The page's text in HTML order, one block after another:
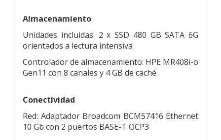
Almacenamiento
Unidades incluidas: 2 x SSD 480 GB SATA 6G
orientados a lectura intensiva
Controlador de almacenamiento: HPE MR408i-o
Gen11 con 8 canales y 4 GB de caché
Conectividad
Red: Adaptador Broadcom BCM57416 Ethernet
10 Gb con 2 puertos BASE-T OCP3